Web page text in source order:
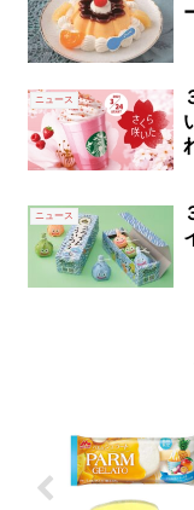
ニュース
ニュース